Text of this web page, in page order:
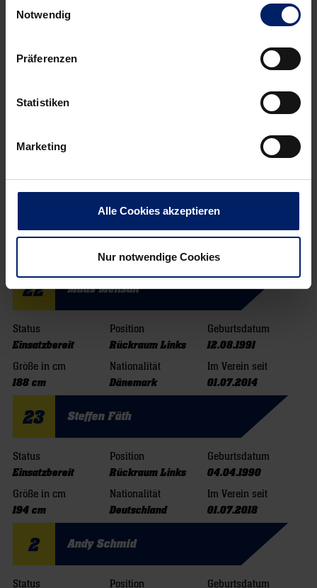
Notwendig
Präferenzen
Statistiken
Marketing
Alle Cookies akzeptieren
Nur notwendige Cookies
Im Verein seit
Rückraum Links
02.08.1988
Größe in cm
Nationalität
Serbien
Im Verein seit
01.07.2018
22 Mads Mensah
Status
Einsatzbereit
Position
Rückraum Links
Geburtsdatum
12.08.1991
Größe in cm
188 cm
Nationalität
Dänemark
Im Verein seit
01.07.2014
23 Steffen Fäth
Status
Einsatzbereit
Position
Rückraum Links
Geburtsdatum
04.04.1990
Größe in cm
194 cm
Nationalität
Deutschland
Im Verein seit
01.07.2018
2 Andy Schmid
Status
Position
Geburtsdatum